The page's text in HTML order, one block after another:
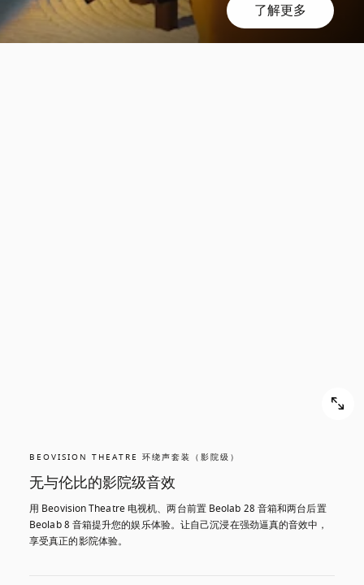
了解更多
BEOVISION THEATRE 环绕声套装（影院级）
无与伦比的影院级音效
用 Beovision Theatre 电视机、两台前置 Beolab 28 音箱和两台后置
Beolab 8 音箱提升您的娱乐体验。让自己沉浸在强劲逼真的音效中，
享受真正的影院体验。